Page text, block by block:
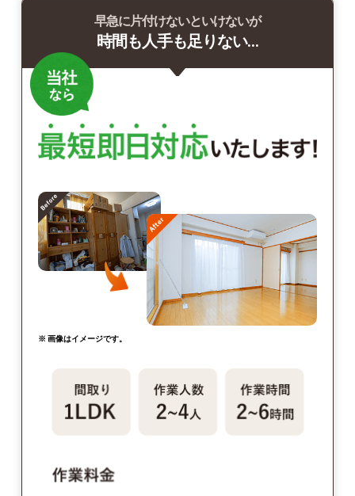
早急に片付けないといけないが
時間も人手も足りない…
※ 画像はイメージです。